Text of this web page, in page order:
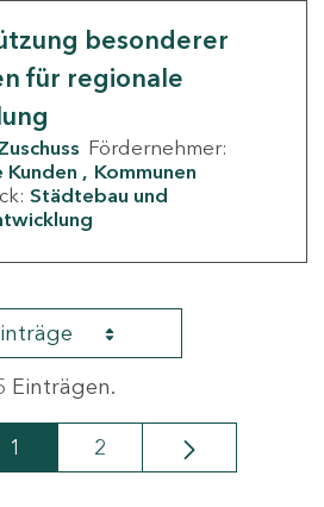
besonderer
für regionale
Fördernehmer:
Kommunen
Städtebau und
Einträgen.
Seite
1 Seite
2